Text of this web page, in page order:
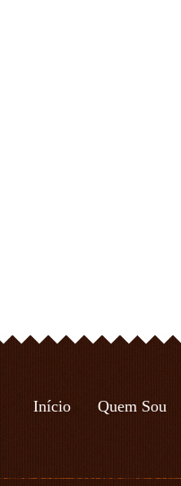
Início Quem Sou